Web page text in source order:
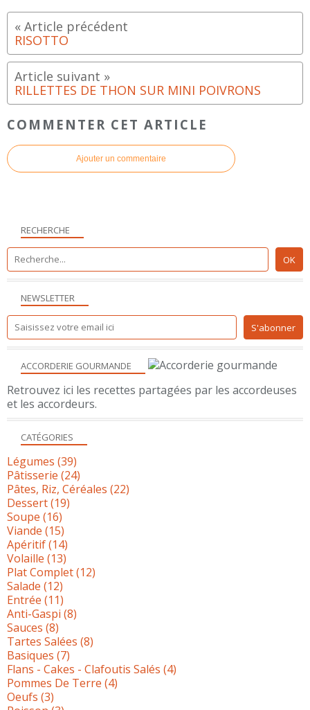
RISOTTO
RILLETTES DE THON SUR MINI POIVRONS
COMMENTER CET ARTICLE
Ajouter un commentaire
NEWSLETTER
RECHERCHE
ACCORDERIE GOURMANDE
Retrouvez ici les recettes partagées par les accordeuses
et les accordeurs.
CATÉGORIES
Légumes (39)
Pâtisserie (24)
Pâtes, Riz, Céréales (22)
Dessert(19)
Soupe (16)
Viande (15)
Apéritif(14)
Volaille (13)
Plat Complet(12)
Salade (12)
Entrée (11)
Anti-Gaspi (8)
Sauces (8)
Tartes Salées (8)
Basiques (7)
Flans - Cakes - Clafoutis Salés (4)
Pommes De Terre (4)
Oeufs (3)